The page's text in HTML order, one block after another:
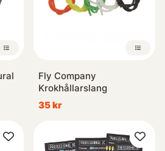
Fly Company
Krokhållarslang
35 kr